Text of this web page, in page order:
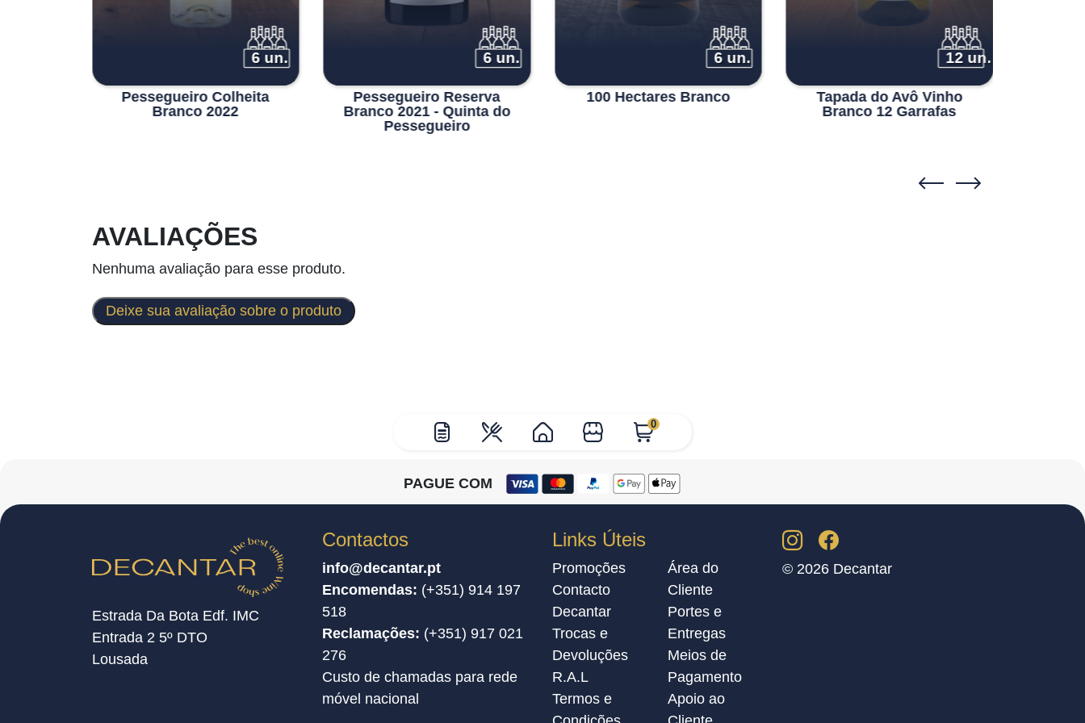
0
6 un.
Pessegueiro Colheita
Branco 2022
6 un.
Pessegueiro Reserva
Branco 2021 - Quinta do
Pessegueiro
6 un.
100 Hectares Branco
12 un.
Tapada do Avô Vinho
Branco 12 Garrafas
AVALIAÇÕES
Nenhuma avaliação para esse produto.
Deixe sua avaliação sobre o produto
PAGUE COM
Estrada Da Bota Edf. IMC
Entrada 2 5º DTO
Lousada
Contactos
info@decantar.pt
Encomendas: (+351) 914 197
518
Reclamações: (+351) 917 021
276
Custo de chamadas para rede
móvel nacional
Links Úteis
Promoções
Contacto
Decantar
Trocas e
Devoluções
R.A.L
Termos e
Área do
Cliente
Portes e
Entregas
Meios de
Pagamento
Apoio ao
© 2026 Decantar